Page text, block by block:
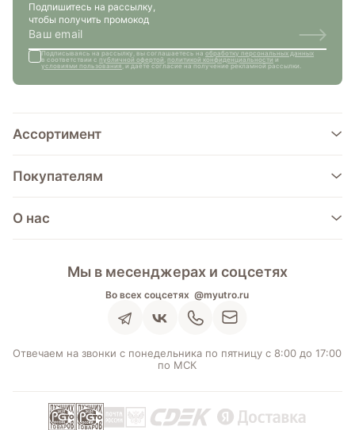
Подпишитесь на рассылку,
чтобы получить промокод
Подписываясь на рассылку, вы соглашаетесь наобработку персональных данных
в соответствии спубличной офертой ,политикой конфиденциальностии
условиями пользования, и даёте согласие на получение рекламной рассылки.
Ассортимент
Покупателям
О нас
Мы в месенджерах и соцсетях
Во всех соцсетях @myutro.ru
Отвечаем на звонки с понедельника по пятницу с 8:00 до 17:00
по МСК